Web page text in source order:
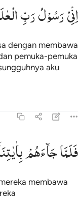
اِنِّیْرَسُوْلُرَبِّ
dengan membawa
pemuka-pemuka
aku
فلما جاءهم باياتنا اذا هم
فَلَمَّا جَآءَهُم بِـَٔايَـٰتِنَآ إِذَا
فَلَمَّاجَآءَهُمْ
membawa